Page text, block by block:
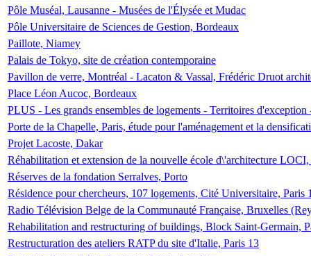
Pôle Muséal, Lausanne - Musées de l'Élysée et Mudac
Pôle Universitaire de Sciences de Gestion, Bordeaux
Paillote, Niamey
Palais de Tokyo, site de création contemporaine
Pavillon de verre, Montréal - Lacaton & Vassal, Frédéric Druot
Place Léon Aucoc, Bordeaux
PLUS - Les grands ensembles de logements - Territoires
Porte de la Chapelle, Paris, étude pour l'aménagement et la
Projet Lacoste, Dakar
Réhabilitation et extension de la nouvelle école d\'architecture
Réserves de la fondation Serralves, Porto
Résidence pour chercheurs, 107 logements, Cité Universitaire, Paris
Radio Télévision Belge de la Communauté Française, Bruxelles
Rehabilitation and restructuring of buildings, Block Saint-Germain,
Restructuration des ateliers RATP du site d'Italie, Paris 13